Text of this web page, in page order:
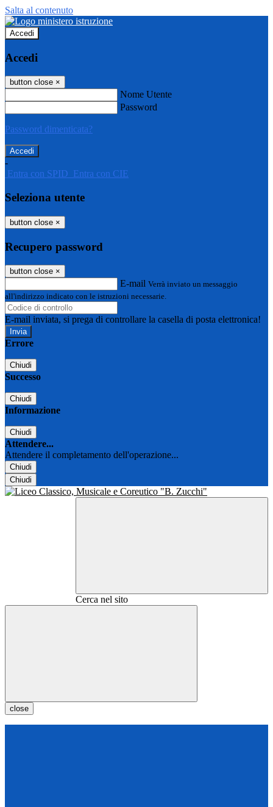
Salta al contenuto
Accedi
Accedi
button close ×
Nome Utente
Password
Password dimenticata?
-
Entra con SPID Entra con CIE
Seleziona utente
button close ×
Recupero password
button close ×
E-mail Verrà inviato un messaggio
all'indirizzo indicato con le istruzioni necessarie.
E-mail inviata, si prega di controllare la casella di posta elettronica!
Errore
Chiudi
Successo
Chiudi
Informazione
Chiudi
Attendere...
Attendere il completamento dell'operazione...
Chiudi
Chiudi
Cerca nel sito
close